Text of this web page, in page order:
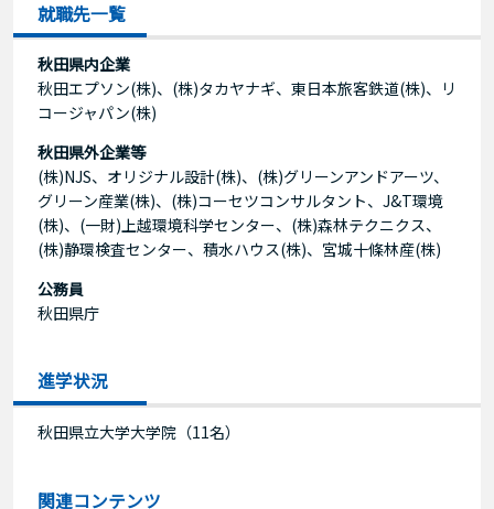
就職先一覧
秋田県内企業
秋田エプソン(株)、(株)タカヤナギ、東日本旅客鉄道(株)、リ
コージャパン(株)
秋田県外企業等
(株)NJS、オリジナル設計(株)、(株)グリーンアンドアーツ、
グリーン産業(株)、(株)コーセツコンサルタント、J&T環境
(株)、(一財)上越環境科学センター、(株)森林テクニクス、
(株)静環検査センター、積水ハウス(株)、宮城十條林産(株)
公務員
秋田県庁
進学状況
秋田県立大学大学院（11名）
関連コンテンツ